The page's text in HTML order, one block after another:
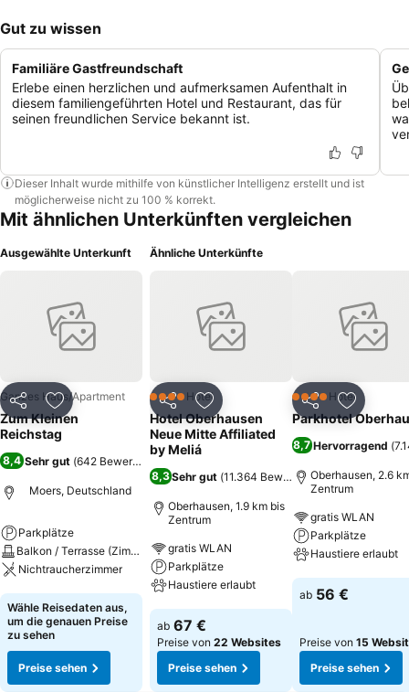
Gut zu wissen
Familiäre Gastfreundschaft
Erlebe einen herzlichen und aufmerksamen Aufenthalt in
diesem familiengeführten Hotel und Restaurant, das für
seinen freundlichen Service bekannt ist.
Dieser Inhalt wurde mithilfe von künstlicher Intelligenz erstellt und ist
möglicherweise nicht zu 100 % korrekt.
Mit ähnlichen Unterkünften vergleichen
Ausgewählte Unterkunft
Teilen Zu Favoriten hinzufügen
Ganzes Haus/Apartment
Zum Kleinen
Reichstag
8,4 Sehr gut (642 Bewertungen
Moers, Deutschland
Parkplätze
Balkon / Terrasse (Zimmer)
Nichtraucherzimmer
Preise sehen
Wähle Reisedaten aus,
um die genauen Preise
zu sehen
Preise sehen
Ähnliche Unterkünfte
Teilen Zu Favoriten hinzufügen
4 SterneHotel
Hotel Oberhausen
Neue Mitte Affiliated
by Meliá
8,3Sehr gut (11.364 Bewertungen)
Oberhausen, 1.9 km bis
Zentrum
gratis WLAN
Parkplätze
Haustiere erlaubt
Preise sehen
ab 67 €
Preise von 22 Websites
Preise sehen
Teilen Zu
4 SterneHotel
Parkhotel
8,7 Hervorragend (
Oberhausen, 2.6
Zentrum
gratis WLAN
Parkplätze
Haustiere erlaubt
Preise sehen
ab 56 €
Preise von 15
Preise sehen